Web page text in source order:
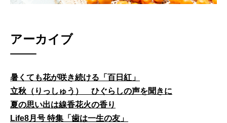
アーカイブ
暑くても花が咲き続ける「百日紅」
立秋（りっしゅう） ひぐらしの声を聞きに
夏の思い出は線香花火の香り
Life8月号 特集「歯は一生の友」